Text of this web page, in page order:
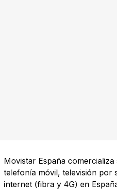
Movistar España
telefonía móvil, televisión por
internet (fibra y 4G) en